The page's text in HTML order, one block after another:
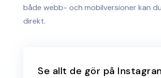
både webb- och mobilversioner kan
direkt.
Se allt de gör på